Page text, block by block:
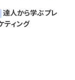
達人から学ぶプレ
ティング